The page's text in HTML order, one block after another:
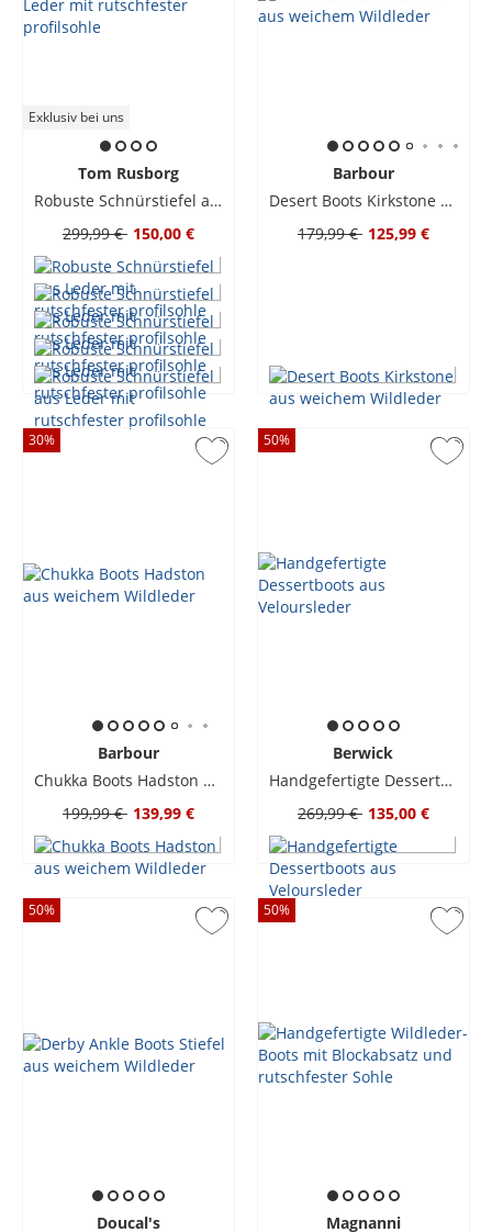
Exklusiv bei uns
Tom Rusborg
Robuste Schnürstiefel aus Leder mit rutschfester profilsohle
299,99 € 150,00 €
Barbour
Desert Boots Kirkstone aus weichem Wildleder
179,99 € 125,99 €
30%
Barbour
Chukka Boots Hadston aus weichem Wildleder
199,99 € 139,99 €
50%
Berwick
Handgefertigte Dessertboots aus Veloursleder
269,99 € 135,00 €
50%
Doucal's
50%
Magnanni